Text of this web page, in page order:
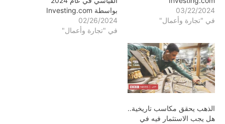
03/22/2024
في "تجارة وأعمال"
بواسطة Investing.com
02/26/2024
في "تجارة وأعمال"
الذهب يحقق مكاسب تاريخية..
هل يجب الاستثمار فيه في